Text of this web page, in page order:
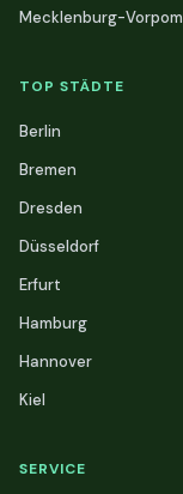
Mecklenburg-
TOP STÄDTE
Berlin
Bremen
Dresden
Düsseldorf
Erfurt
Hamburg
Hannover
Kiel
SERVICE